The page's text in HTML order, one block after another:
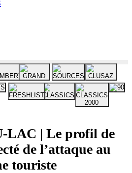
LAC | Le profil de
de l’attaque au
touriste